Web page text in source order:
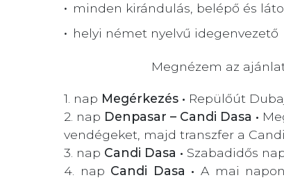
minden kirándulás, belépő és
helyi német nyelvű idegenvezető
Megnézem az
1. nap Megérkezés • Repülőút
2. nap Denpasar – Candi Dasa •
vendégeket, majd transzfer a
3. nap Candi Dasa • Szabadidős
4. nap Candi Dasa •A mai